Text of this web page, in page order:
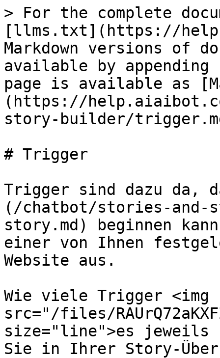
> For the complete
[llms.txt](https://
Markdown versions of
available by
page is available as
(https://
story-builder/
# Trigger
Trigger sind dazu da,
(/chatbot/stories-
story.md) beginnen
einer von Ihnen
Website aus.
Wie viele Trigger <img
src="/files/
size="line">es jeweils
Sie in Ihrer Story-